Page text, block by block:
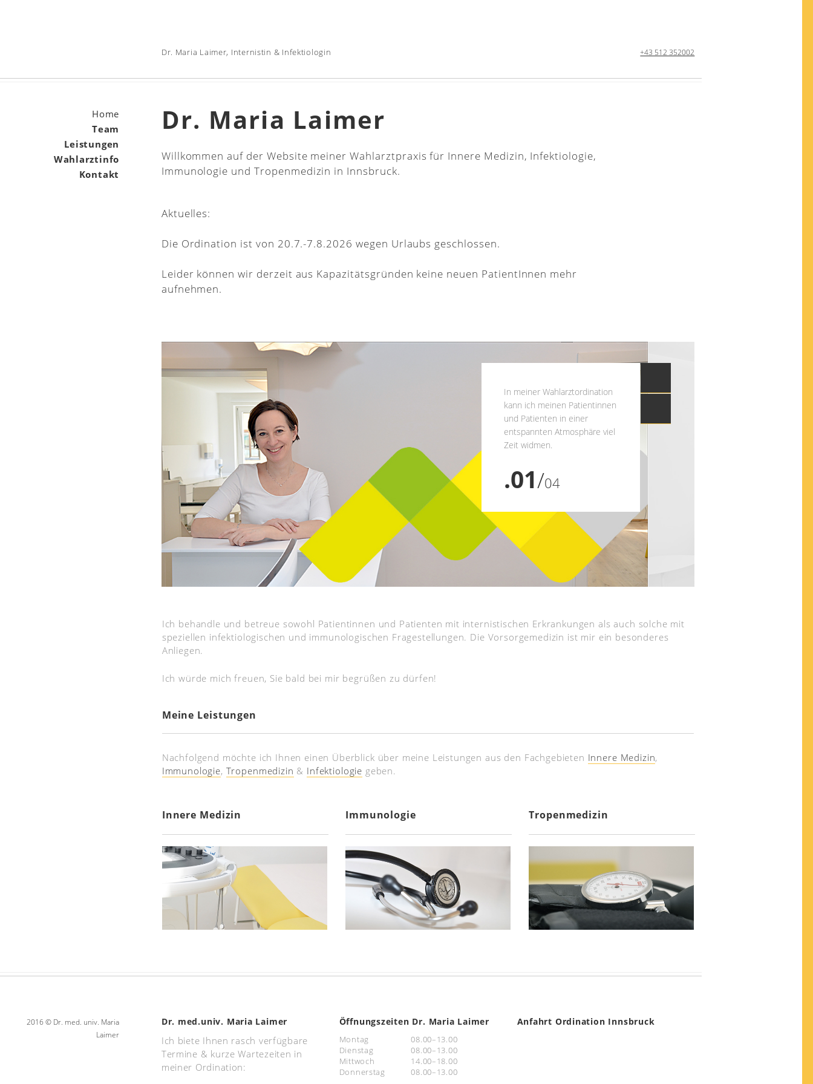
Dr. Maria Laimer, Internistin & Infektiologin +43 512 352002
Home
Team
Leistungen
Wahlarztinfo
Kontakt
Dr. Maria Laimer
Willkommen auf der Website meiner Wahlarztpraxis für Innere Medizin, Infektiologie,
Immunologie und Tropenmedizin in Innsbruck.
Aktuelles:
Die Ordination ist von 20.7.-7.8.2026 wegen Urlaubs geschlossen.
Leider können wir derzeit aus Kapazitätsgründen keine neuen PatientInnen mehr
aufnehmen.
In meiner Wahlarztordination
kann ich meinen Patientinnen
und Patienten in einer
entspannten Atmosphäre viel
Zeit widmen.
01/04
Ich behandle und betreue sowohl Patientinnen und Patienten mit internistischen Erkrankungen als auch solche mit
speziellen infektiologischen und immunologischen Fragestellungen. Die Vorsorgemedizin ist mir ein besonderes
Anliegen.
Ich würde mich freuen, Sie bald bei mir begrüßen zu dürfen!
Meine Leistungen
Nachfolgend möchte ich Ihnen einen Überblick über meine Leistungen aus den Fachgebieten Innere Medizin,
Immunologie, Tropenmedizin & Infektiologie geben.
Innere Medizin Immunologie Tropenmedizin
2016 © Dr. med. univ. Maria
Laimer
Dr. med.univ. Maria Laimer
Ich biete Ihnen rasch verfügbare
Termine & kurze Wartezeiten in
meiner Ordination:
Öffnungszeiten Dr. Maria Laimer
Montag
08.00–13.00
Dienstag
08.00–13.00
Mittwoch
14.00–18.00
Donnerstag
08.00–13.00
Anfahrt Ordination Innsbruck